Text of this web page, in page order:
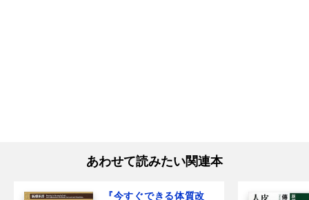
あわせて読みたい関連本
『今すぐできる体質改